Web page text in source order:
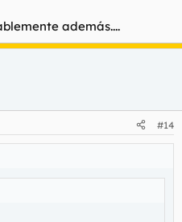
además....
#14